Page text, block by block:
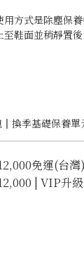
用方式是除塵保
鞋面並稍靜置
換季基礎保養單
免運(台灣)
| VIP升